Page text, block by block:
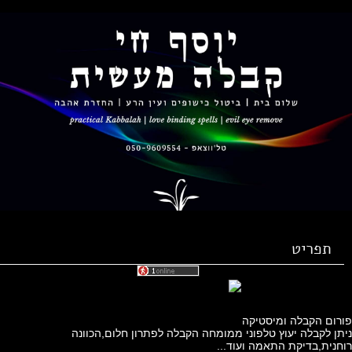
תפריט
הקבלה ומיסטיקה
לקבלה יעוץ טלפוני ממומחה הקבלה לפתרון חלום,הכוונה
התאמה ועוד...